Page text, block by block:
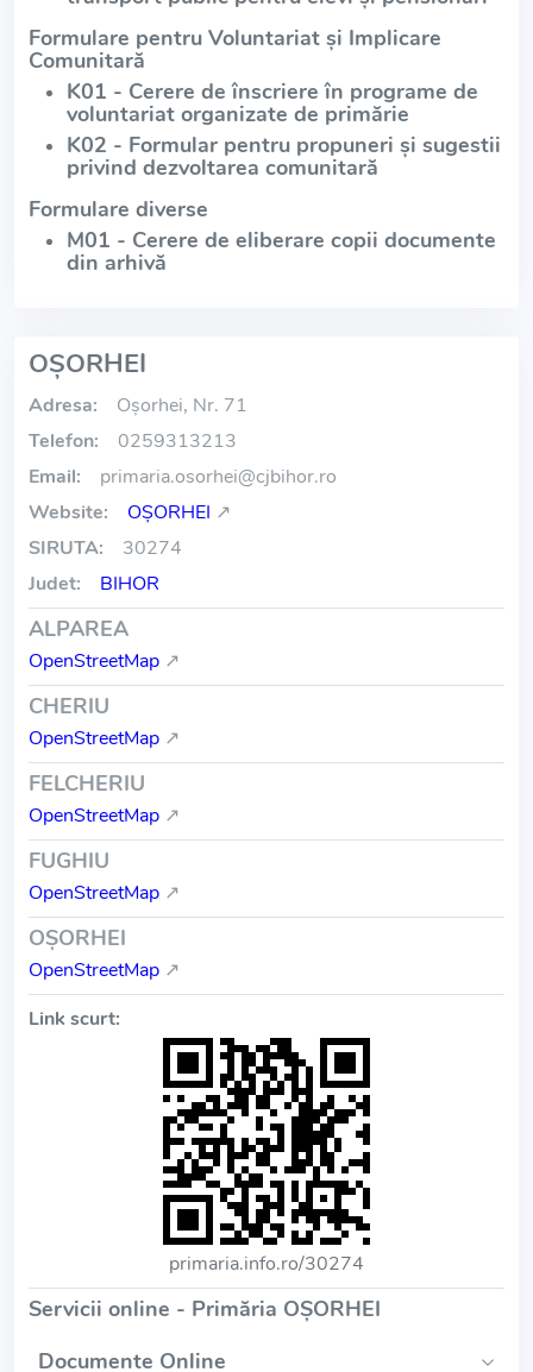
Formulare pentru Voluntariat și Implicare
Comunitară
K01 - Cerere de înscriere în programe de
voluntariat organizate de primărie
K02 - Formular pentru propuneri și sugestii
privind dezvoltarea comunitară
Formulare diverse
M01 - Cerere de eliberare copii documente
din arhivă
OŞORHEI
Adresa:
Oșorhei, Nr. 71
Telefon:
0259313213
Email:
primaria.osorhei@cjbihor.ro
Website:
OŞORHEI ↗
SIRUTA:
30274
Judet:
BIHOR
ALPAREA
OpenStreetMap ↗
CHERIU
OpenStreetMap ↗
FELCHERIU
OpenStreetMap ↗
FUGHIU
OpenStreetMap ↗
OŞORHEI
OpenStreetMap ↗
Link scurt:
primaria.info.ro/30274
Servicii online - Primăria OŞORHEI
Documente Online